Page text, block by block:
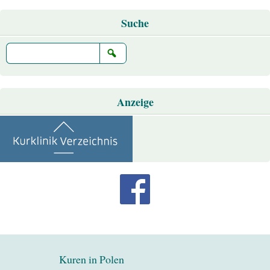
Suche
Anzeige
Kuren in Polen